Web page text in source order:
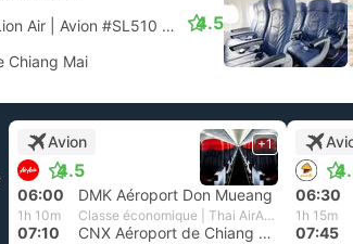
Air Avion #SL510 Classe économique
Chiang Mai
4.5
Avion
4.5
+1
06:00 DMK Aéroport Don Mueang
1h 10m Classe économique | Thai AirAsia
07:10 CNX Aéroport de Chiang Mai
06:30
1h 15m
07:45